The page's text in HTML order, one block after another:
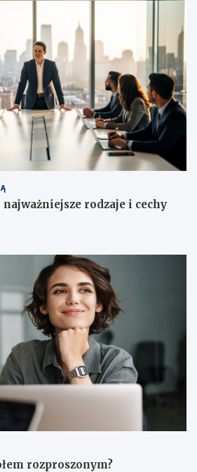
najważniejsze rodzaje i cechy
rozproszonym?